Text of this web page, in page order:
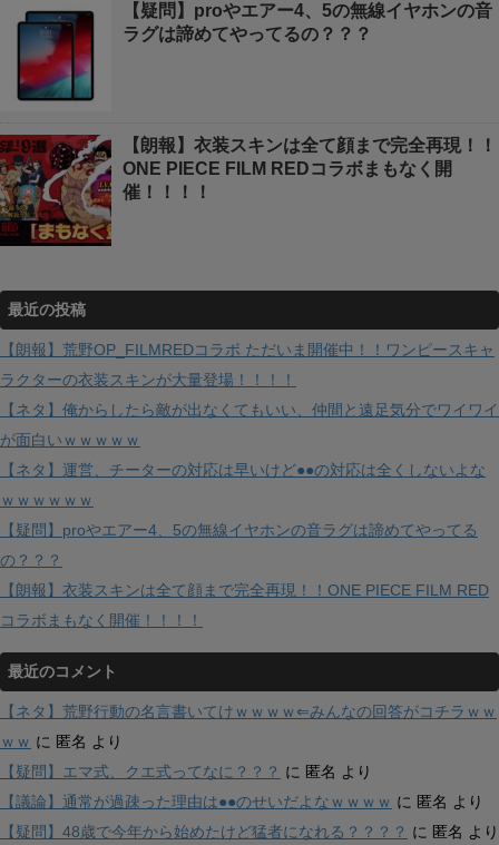
【疑問】proやエアー4、5の無線イヤホンの音
ラグは諦めてやってるの？？？
【朗報】衣装スキンは全て顔まで完全再現！！
ONE PIECE FILM REDコラボまもなく開
催！！！！
最近の投稿
【朗報】荒野OP_FILMREDコラボ ただいま開催中！！ワンピースキャ
ラクターの衣装スキンが大量登場！！！！
【ネタ】俺からしたら敵が出なくてもいい、仲間と遠足気分でワイワイ
が面白いｗｗｗｗｗ
【ネタ】運営、チーターの対応は早いけど●●の対応は全くしないよな
ｗｗｗｗｗｗ
【疑問】proやエアー4、5の無線イヤホンの音ラグは諦めてやってる
の？？？
【朗報】衣装スキンは全て顔まで完全再現！！ONE PIECE FILM RED
コラボまもなく開催！！！！
最近のコメント
【ネタ】荒野行動の名言書いてけｗｗｗｗ⇐みんなの回答がコチラｗｗ
ｗｗ に 匿名 より
【疑問】エマ式、クエ式ってなに？？？ に 匿名 より
【議論】通常が過疎った理由は●●のせいだよなｗｗｗｗ に 匿名 より
【疑問】48歳で今年から始めたけど猛者になれる？？？？ に 匿名 より